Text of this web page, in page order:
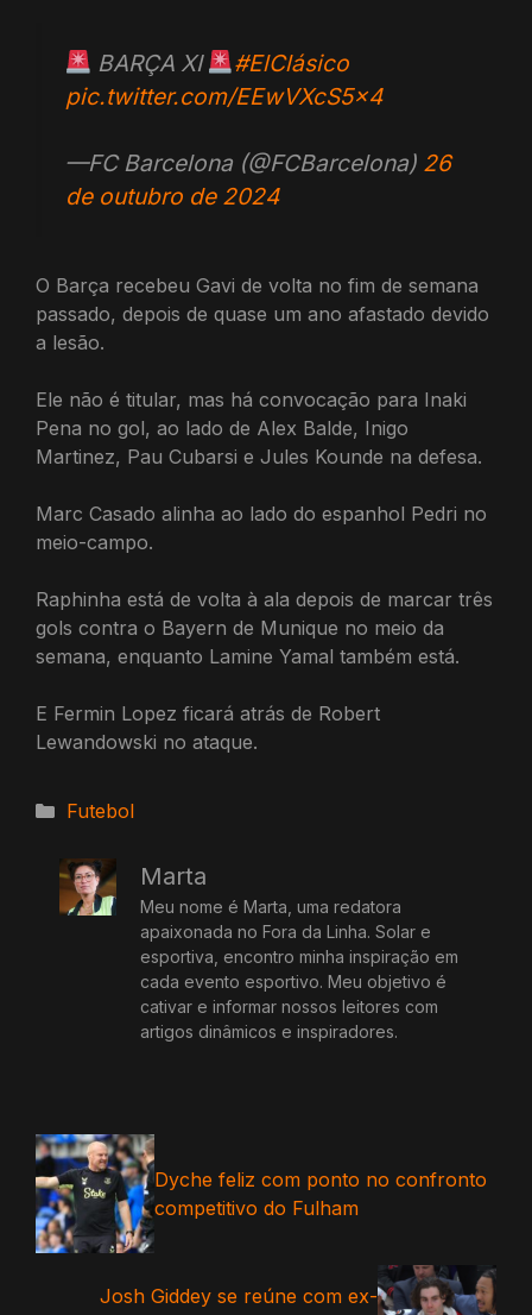
BARÇA XI
#ElClásico
pic.twitter.com/EEwVXcS5x4
—FC Barcelona (@FCBarcelona) 26
de outubro de 2024
O Barça recebeu Gavi de volta no fim de semana
passado, depois de quase um ano afastado devido
a lesão.
Ele não é titular, mas há convocação para Inaki
Pena no gol, ao lado de Alex Balde, Inigo
Martinez, Pau Cubarsi e Jules Kounde na defesa.
Marc Casado alinha ao lado do espanhol Pedri no
meio-campo.
Raphinha está de volta à ala depois de marcar três
gols contra o Bayern de Munique no meio da
semana, enquanto Lamine Yamal também está.
E Fermin Lopez ficará atrás de Robert
Lewandowski no ataque.
Categorias
Futebol
Marta
Meu nome é Marta, uma redatora
apaixonada no Fora da Linha. Solar e
esportiva, encontro minha inspiração em
cada evento esportivo. Meu objetivo é
cativar e informar nossos leitores com
artigos dinâmicos e inspiradores.
Dyche feliz com ponto no confronto
competitivo do Fulham
Josh Giddey se reúne com ex-